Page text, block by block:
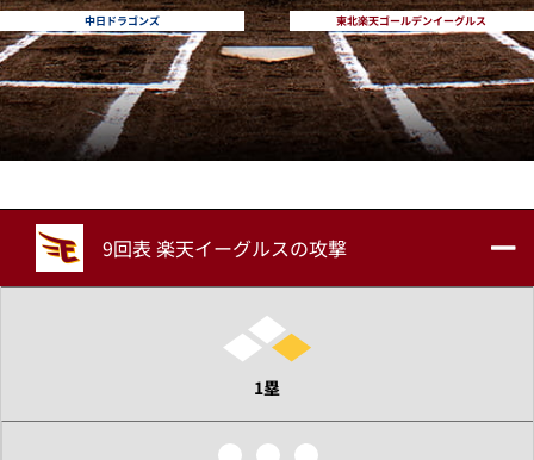
中日ドラゴンズ 東北楽天ゴールデンイーグルス
9回表 楽天イーグルスの攻撃
1塁